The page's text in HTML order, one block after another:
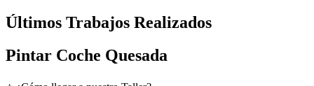
Últimos Trabajos Realizados
Pintar Coche Quesada